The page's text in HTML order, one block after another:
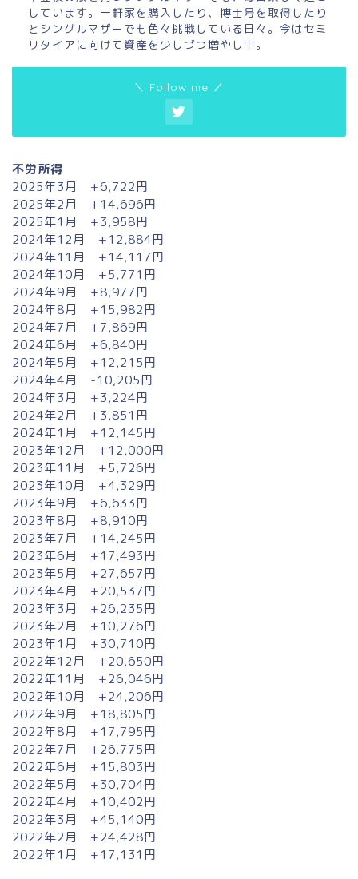
しています。一軒家を購入したり、博士号を取得したり
とシングルマザーでも色々挑戦している日々。今はセミ
リタイアに向けて資産を少しづつ増やし中。
＼ Follow me ／
不労所得
2025年3月 +6,722円
2025年2月 +14,696円
2025年1月 +3,958円
2024年12月 +12,884円
2024年11月 +14,117円
2024年10月 +5,771円
2024年9月 +8,977円
2024年8月 +15,982円
2024年7月 +7,869円
2024年6月 +6,840円
2024年5月 +12,215円
2024年4月 -10,205円
2024年3月 +3,224円
2024年2月 +3,851円
2024年1月 +12,145円
2023年12月 +12,000円
2023年11月 +5,726円
2023年10月 +4,329円
2023年9月 +6,633円
2023年8月 +8,910円
2023年7月 +14,245円
2023年6月 +17,493円
2023年5月 +27,657円
2023年4月 +20,537円
2023年3月 +26,235円
2023年2月 +10,276円
2023年1月 +30,710円
2022年12月 +20,650円
2022年11月 +26,046円
2022年10月 +24,206円
2022年9月 +18,805円
2022年8月 +17,795円
2022年7月 +26,775円
2022年6月 +15,803円
2022年5月 +30,704円
2022年4月 +10,402円
2022年3月 +45,140円
2022年2月 +24,428円
2022年1月 +17,131円